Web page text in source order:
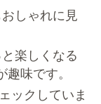
しゃれに見
楽しくなる
味です。
ックしていま